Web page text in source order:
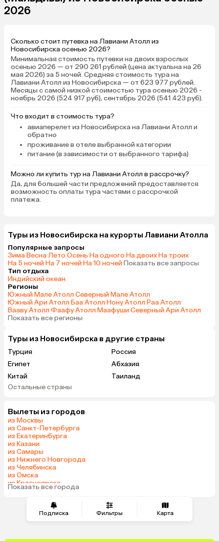
Подписка Фильтры Карта
2026
Сколько стоит путевка на Лавиани Атолл из
Новосибирска осенью 2026?
Минимальная стоимость путевки на двоих взрослых
осенью 2026 — от 290 261 рублей (цена актуальна на 26
мая 2026) за 5 ночей. Средняя стоимость тура на
Лавиани Атолл из Новосибирска — от 623 977 рублей.
Месяцы с самой низкой стоимостью тура осенью 2026 -
ноябрь 2026 (524 917 руб), сентябрь 2026 (541 423 руб).
Что входит в стоимость тура?
авиаперелет из Новосибирска на Лавиани Атолл и
обратно
проживание в отеле выбранной категории
питание (в зависимости от выбранного тарифа)
Можно ли купить тур на Лавиани Атолл в рассрочку?
Да, для большей части предложений предоставляется
возможность оплаты тура частями с рассрочкой
платежа.
Туры из Новосибирска на курорты Лавиани Атолла
Популярные запросы
Зима·Весна·Лето·Осень·На одного·На двоих·На троих·
На 5 ночей·На 7 ночей·На 10 ночей·Показать все запросы
Тип отдыха
Индийский океан
Регионы
Южный Мале Атолл·Северный Мале Атолл·
Южный Ари Атолл·Баа Атолл·Нону Атолл·Раа Атолл·
Вааву Атолл·Фаафу Атолл·Маафуши·Северный Ари Атолл·
Показать все регионы
Туры из Новосибирска в другие страны
Турция
Россия
Египет
Абхазия
Китай
Таиланд
Вьетнам
Армения
Казахстан
Узбекистан
Катар
Гонконг
Венгрия
Остальные страны
Вылеты из городов
из Москвы
из Санкт-Петербурга
из Екатеринбурга
из Казани
из Самары
из Нижнего Новгорода
из Челябинска
из Омска
из Красноярска
из Волгограда
Показать все города